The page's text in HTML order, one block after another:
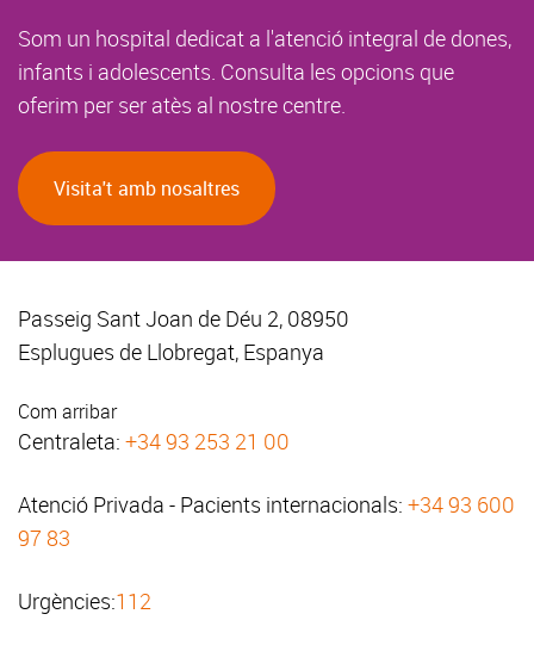
Som un hospital dedicat a l'atenció integral de dones,
infants i adolescents. Consulta les opcions que
oferim per ser atès al nostre centre.
Visita't amb nosaltres
Passeig Sant Joan de Déu 2, 08950
Esplugues de Llobregat, Espanya
Com arribar
Centraleta: +34 93 253 21 00
Atenció Privada - Pacients internacionals: +34 93 600
97 83
Urgències:112